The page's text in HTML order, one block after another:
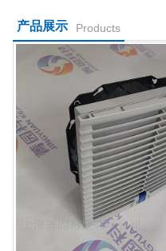
产品展示 Products